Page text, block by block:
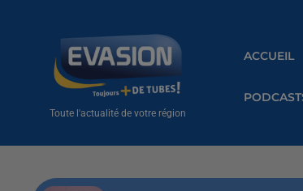
Toute l'actualité de votre région
ACCUEIL